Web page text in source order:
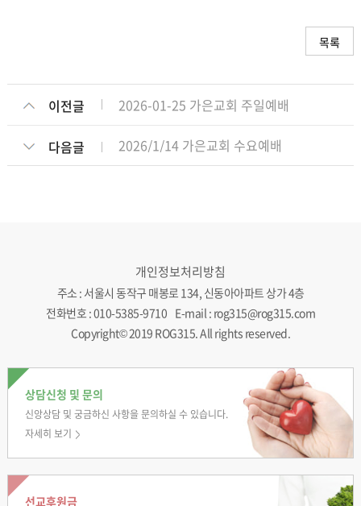
목록
이전글 2026-01-25 가은교회 주일예배
2026/1/14 가은교회 수요예배
다음글
개인정보처리방침
주소 : 서울시 동작구 매봉로 134, 신동아아파트 상가 4층
전화번호 : 010-5385-9710 E-mail : rog315@rog315.com
Copyright© 2019 ROG315. All rights reserved.
상담신청 및 문의
신앙상담 및 궁금하신사항을 문의하실 수 있습니다.
자세히 보기
선교후원금